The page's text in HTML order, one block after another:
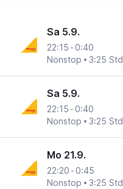
Sa 5.9.
22:15 - 0:40
Nonstop
3:25
Sa 5.9.
22:15 - 0:40
Nonstop
3:25
Mo 21.9.
22:20 - 0:45
Nonstop
3:25